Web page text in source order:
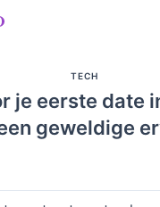
TECH
je eerste date
geweldige